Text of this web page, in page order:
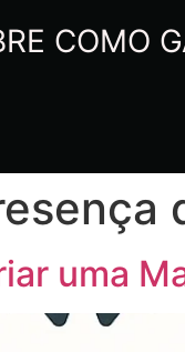
COMO
uma